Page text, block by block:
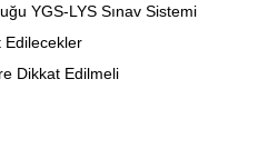
YGS-LYS Sınav Sistemi
Edilecekler
Dikkat Edilmeli